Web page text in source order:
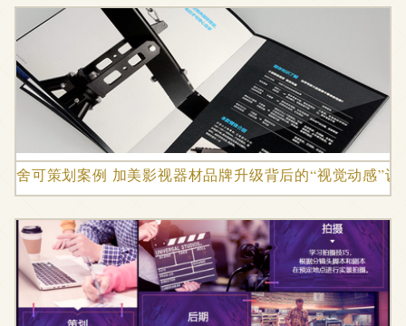
舍可策划案例 加美影视器材品牌升级背后的“视觉动感”设